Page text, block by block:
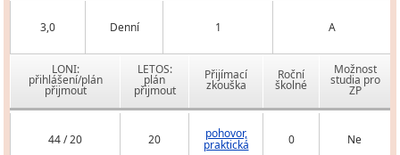
3,0 Denní 1 A
LONI:
přihlášení/plán
přijmout
LETOS:
plán
přijmout
Přijímací
zkouška
Roční
školné
Možnost
studia pro
ZP
44 / 20 20 pohovor,
praktická 0 Ne